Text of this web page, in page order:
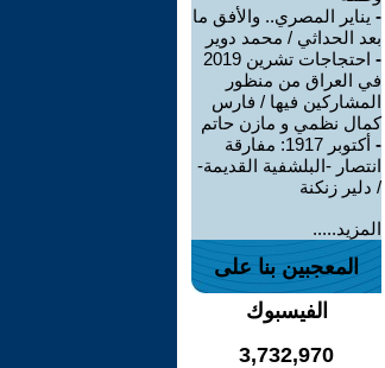
- يناير المصري.. والأفق ما
بعد الحداثي / محمد دوير
-
احتجاجات تشرين 2019
في العراق من منظور
المشاركين فيها / فارس
كمال نظمي و مازن حاتم
-
أكتوبر 1917: مفارقة
انتصار -البلشفية القديمة-
/ دلير زنكنة
المزيد.....
المعجبين بنا على
الفيسبوك
3,732,970